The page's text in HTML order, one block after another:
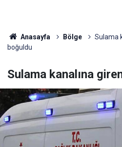
Anasayfa Bölge
Sulama
boğuldu
Sulama kanalına